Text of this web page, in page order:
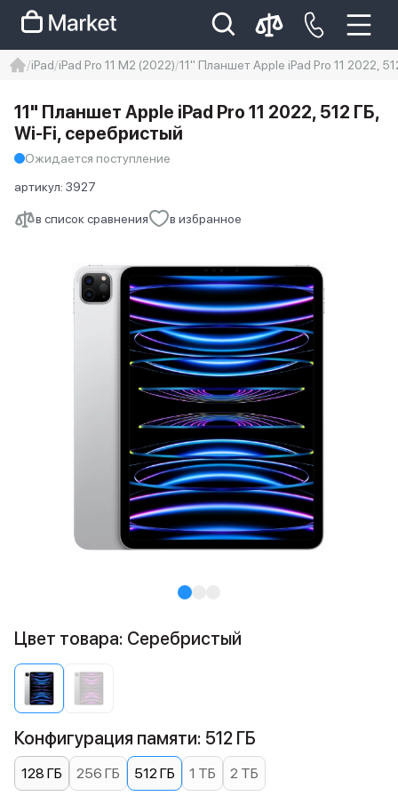
Iphone 14 pro max
айфон 14
iPad iPad Pro 11 M2 (2022) 11" Планшет Apple iPad Pro 11 2022,
в список сравнения в избранное
11" Планшет Apple iPad Pro 11 2022, 512 ГБ,
Wi-Fi, серебристый
Ожидается поступление
артикул: 3927
Цвет товара: Cеребристый
Конфигурация памяти: 512 ГБ
128 ГБ 256 ГБ 512 ГБ 1 ТБ 2 ТБ